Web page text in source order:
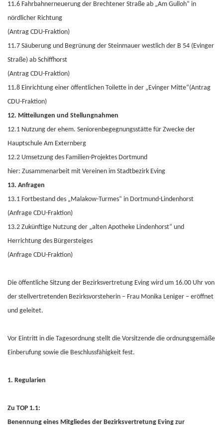
11.6 Fahrbahnerneuerung der Brechtener Straße ab „Am Gulloh“ in
nördlicher Richtung
(Antrag CDU-Fraktion)
11.7 Säuberung und Begrünung der Steinmauer westlich der B 54 (Evinger
Straße) ab Schiffhorst
(Antrag CDU-Fraktion)
11.8 Einrichtung einer öffentlichen Toilette in der „Evinger Mitte“(Antrag
CDU-Fraktion)
12. Mitteilungen und Stellungnahmen
12.1 Nutzung der ehem. Seniorenbegegnungsstätte für Zwecke der
Hauptschule Am Externberg
12.2 Umsetzung des Familien-Projektes Dortmund
hier: Zusammenarbeit mit Vereinen im Stadtbezirk Eving
13. Anfragen
13.1 Fortbestand des „Malakow-Turmes“ in Dortmund-Lindenhorst
(Anfrage CDU-Fraktion)
13.2 Zukünftige Nutzung der „alten Apotheke Lindenhorst“ und
Herrichtung des Bürgersteiges
(Anfrage CDU-Fraktion)
Die öffentliche Sitzung der Bezirksvertretung Eving wird um 16.00 Uhr von
der stellvertretenden Bezirksvorsteherin – Frau Monika Leniger – eröffnet
und geleitet.
Vor Eintritt in die Tagesordnung stellt die Vorsitzende die ordnungsgemäße
Einberufung sowie die Beschlussfähigkeit fest.
1. Regularien
Zu TOP 1.1:
Benennung eines Mitgliedes der Bezirksvertretung Eving zur